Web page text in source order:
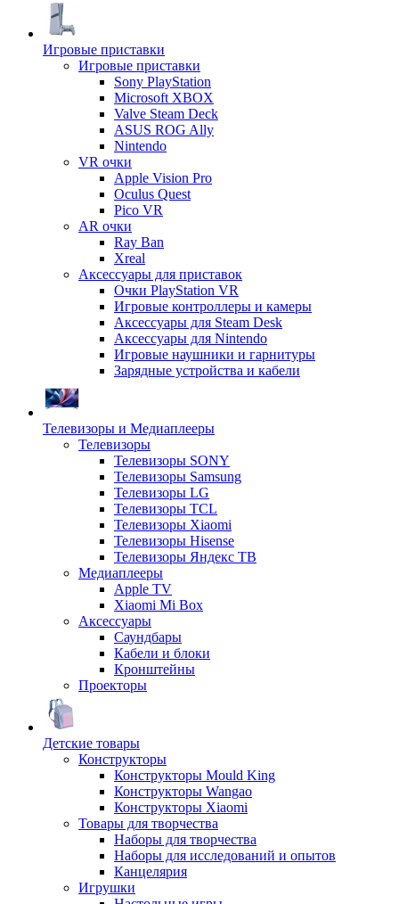
Игровые приставки
Игровые приставки
Sony PlayStation
Microsoft XBOX
Valve Steam Deck
ASUS ROG Ally
Nintendo
VR очки
Apple Vision Pro
Oculus Quest
Pico VR
AR очки
Ray Ban
Xreal
Аксессуары для приставок
Очки PlayStation VR
Игровые контроллеры и камеры
Аксессуары для Steam Desk
Аксессуары для Nintendo
Игровые наушники и гарнитуры
Зарядные устройства и кабели
Телевизоры и Медиаплееры
Телевизоры
Телевизоры SONY
Телевизоры Samsung
Телевизоры LG
Телевизоры TCL
Телевизоры Xiaomi
Телевизоры Hisense
Телевизоры Яндекс ТВ
Медиаплееры
Apple TV
Xiaomi Mi Box
Аксессуары
Саундбары
Кабели и блоки
Кронштейны
Проекторы
Детские товары
Конструкторы
Конструкторы Mould King
Конструкторы Wangao
Конструкторы Xiaomi
Товары для творчества
Наборы для творчества
Наборы для исследований и опытов
Канцелярия
Игрушки